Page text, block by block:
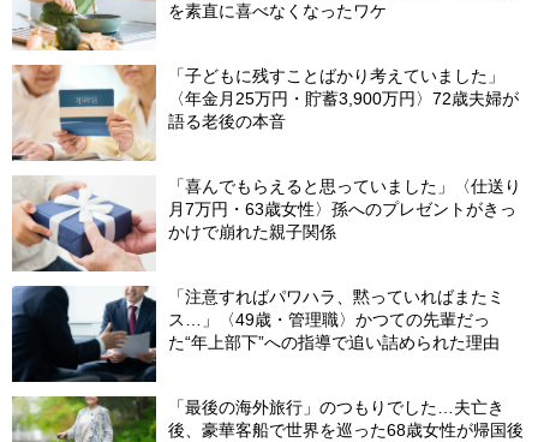
を素直に喜べなくなったワケ
「子どもに残すことばかり考えていました」
〈年金月25万円・貯蓄3,900万円〉72歳夫婦が
語る老後の本音
「喜んでもらえると思っていました」〈仕送り
月7万円・63歳女性〉孫へのプレゼントがきっ
かけで崩れた親子関係
「注意すればパワハラ、黙っていればまたミ
ス…」〈49歳・管理職〉かつての先輩だっ
た“年上部下”への指導で追い詰められた理由
「最後の海外旅行」のつもりでした…夫亡き
後、豪華客船で世界を巡った68歳女性が帰国後